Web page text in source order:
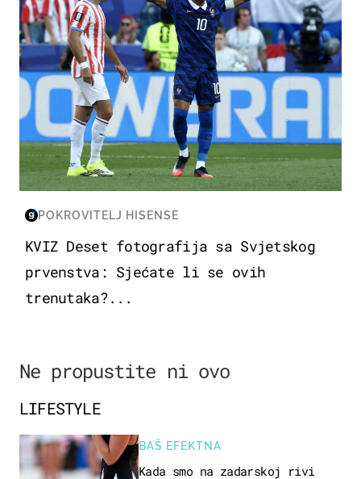
POKROVITELJ HISENSE
KVIZ Deset fotografija sa Svjetskog
prvenstva: Sjećate li se ovih
trenutaka?...
Ne propustite ni ovo
LIFESTYLE
BAŠ EFEKTNA
Kada smo na zadarskoj rivi